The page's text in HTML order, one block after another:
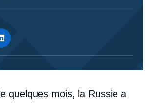
quelques mois, la Russie a